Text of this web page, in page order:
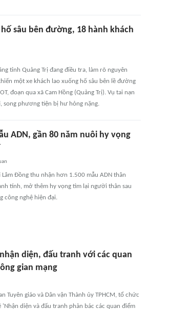
sâu bên đường, 18 hành khách
tỉnh Quảng Trị đang điều tra, làm rõ nguyên
một xe khách lao xuống hố sâu bên lề đường
đoạn qua xã Cam Hồng (Quảng Trị). Vụ tai nạn
song phương tiện bị hư hỏng nặng.
ADN, gần 80 năm nuôi hy vọng
Đồng thu nhận hơn 1.500 mẫu ADN thân
tính, mở thêm hy vọng tìm lại người thân sau
công nghệ hiện đại.
diện, đấu tranh với các quan
gian mạng
Tuyên giáo và Dân vận Thành ủy TPHCM, tổ chức
'Nhận diện và đấu tranh phản bác các quan điểm